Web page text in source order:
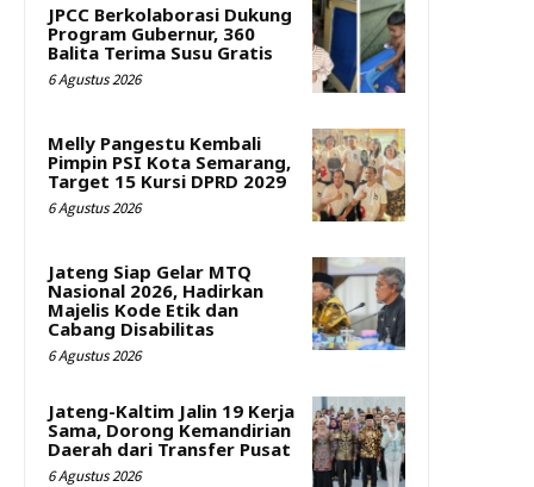
JPCC Berkolaborasi Dukung
Program Gubernur, 360
Balita Terima Susu Gratis
6 Agustus 2026
Melly Pangestu Kembali
Pimpin PSI Kota Semarang,
Target 15 Kursi DPRD 2029
6 Agustus 2026
Jateng Siap Gelar MTQ
Nasional 2026, Hadirkan
Majelis Kode Etik dan
Cabang Disabilitas
6 Agustus 2026
Jateng-Kaltim Jalin 19 Kerja
Sama, Dorong Kemandirian
Daerah dari Transfer Pusat
6 Agustus 2026